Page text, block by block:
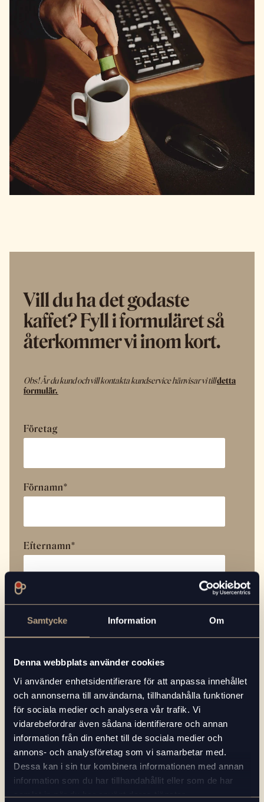
Samtycke Information Om
Denna webbplats använder cookies
Vi använder enhetsidentifierare för att anpassa innehållet
och annonserna till användarna, tillhandahålla funktioner
för sociala medier och analysera vår trafik. Vi
vidarebefordrar även sådana identifierare och annan
information från din enhet till de sociala medier och
annons- och analysföretag som vi samarbetar med.
Dessa kan i sin tur kombinera informationen med annan
information som du har tillhandahållit eller som de har
samlat in när du har använt deras tjänster.
Vill du ha det godaste
kaffet? Fyll i formuläret så
återkommer vi inom kort.
Obs! Är du kund och vill kontakta kundservice hänvisar vi tilldetta
formulär.
Företag
Förnamn*
Efternamn*
E-postadress*
Telefonnummer*
Potentiell kund / Kund*
Hur kan vi hjälpa dig?